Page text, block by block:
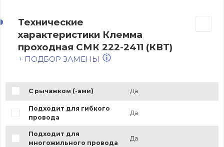
Технические
характеристики Клемма
проходная СМК 222-2411 (КВТ)
+ ПОДБОР ЗАМЕНЫ
С рычажком (-ами) Да
Подходит для гибкого
провода
Да
Подходит для
многожильного провода
Да